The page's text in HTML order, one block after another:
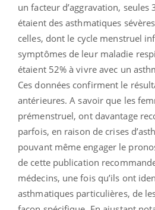
un facteur d’aggravation, seules
étaient des asthmatiques
celles, dont le cycle menstruel
symptômes de leur maladie
étaient 52% à vivre avec un
Ces données confirment le
antérieures. A savoir que les
prémenstruel, ont davantage
parfois, en raison de crises
pouvant même engager le
de cette publication
médecins, une fois qu’ils ont
asthmatiques particulières, de